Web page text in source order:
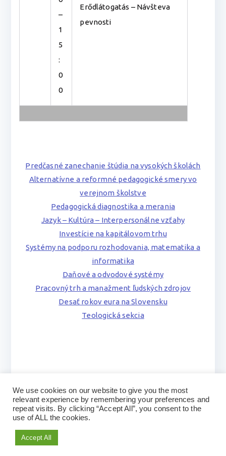
–
1
5
:
0
0
Erődlátogatás – Návšteva
pevnosti
Predčasné zanechanie štúdia na vysokých školách
Alternatívne a reformné pedagogické smery vo
verejnom školstve
Pedagogická diagnostika a merania
Jazyk – Kultúra – Interpersonálne vzťahy
Investície na kapitálovom trhu
Systémy na podporu rozhodovania, matematika a
informatika
Daňové a odvodové systémy
Pracovný trh a manažment ľudských zdrojov
Desať rokov eura na Slovensku
Teologická sekcia
Copyright © 2026
We use cookies on our website to give you the most
relevant experience by remembering your preferences and
repeat visits. By clicking “Accept All”, you consent to the
use of ALL the cookies.
Accept All